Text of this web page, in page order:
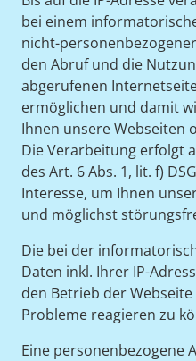
bei einem
nicht-
den Abruf und die
abgerufenen
ermöglichen und damit
Ihnen unsere Webseiten
Die Verarbeitung erfolgt
des Art. 6 Abs. 1, lit. f)
Interesse, um Ihnen
und möglichst
Die bei der
Daten inkl. Ihrer IP-
den Betrieb der
Probleme reagieren zu
Eine personenbezogene